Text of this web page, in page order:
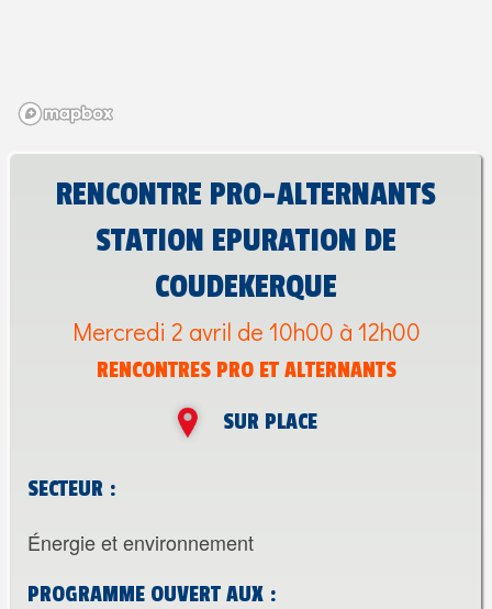
RENCONTRE PRO-ALTERNANTS
STATION EPURATION DE
COUDEKERQUE
Mercredi 2 avril de 10h00 à 12h00
RENCONTRES PRO ET ALTERNANTS
SUR PLACE
SECTEUR :
Énergie et environnement
PROGRAMME OUVERT AUX :